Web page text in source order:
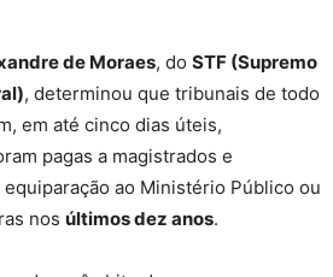
de Moraes, do STF (Supremo
, determinou que tribunais de todo
em até cinco dias úteis,
pagas a magistrados e
ao Ministério Público ou
nos últimos dez anos.